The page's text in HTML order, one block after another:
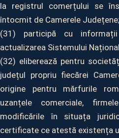
la registrul comerțului se
întocmit de Camerele Județene;
(31) participă cu
actualizarea Sistemului
(32) eliberează pentru
județul propriu fiecărei
origine pentru mărfurile
uzanțele comerciale,
modificările în situața
certificate ce atestă existența